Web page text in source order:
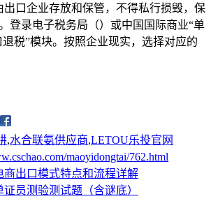
出口企业存放和保管，不得私行损毁，保
登录电子税务局（）或中国国际商业“单
税”模块。按照企业现实，选择对应的
,水合联氨供应商,LETOU乐投官网
maoyidongtai/762.html
商出口模式特点和流程详解
证员测验测试题（含谜底）